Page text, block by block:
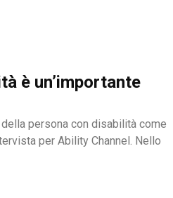
è un’importante
persona con disabilità come
per Ability Channel. Nello